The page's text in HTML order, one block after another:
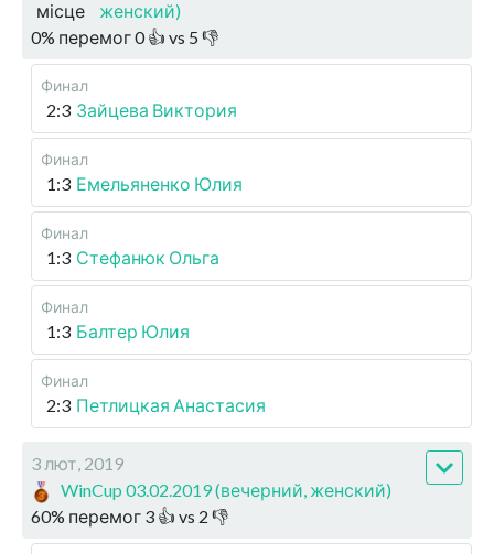
місце
женский)
0% перемог0👍 vs 5 👎
Финал
2:3 Зайцева Виктория
Финал
1:3 Емельяненко Юлия
Финал
1:3 Стефанюк Ольга
Финал
1:3 Балтер Юлия
Финал
2:3 Петлицкая Анастасия
3 лют, 2019
WinCup 03.02.2019 (вечерний, женский)
60% перемог 3 👍 vs 2 👎